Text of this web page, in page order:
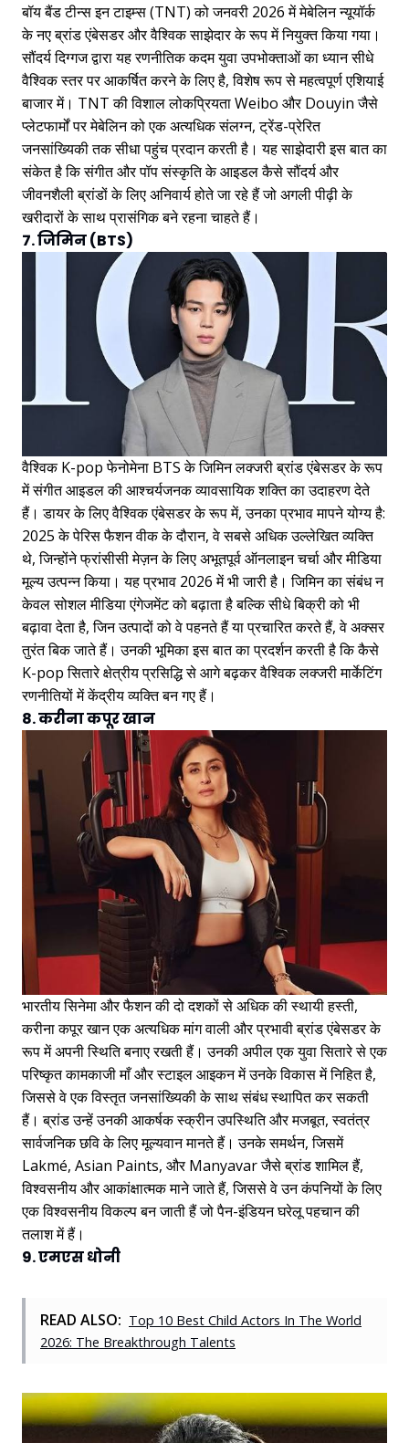
बॉय बैंड टीन्स इन टाइम्स (TNT) को जनवरी 2026 में मेबेलिन न्यूयॉर्क
के नए ब्रांड एंबेसडर और वैश्विक साझेदार के रूप में नियुक्त किया गया।
सौंदर्य दिग्गज द्वारा यह रणनीतिक कदम युवा उपभोक्ताओं का ध्यान सीधे
वैश्विक स्तर पर आकर्षित करने के लिए है, विशेष रूप से महत्वपूर्ण एशियाई
बाजार में। TNT की विशाल लोकप्रियता Weibo और Douyin जैसे
प्लेटफार्मों पर मेबेलिन को एक अत्यधिक संलग्न, ट्रेंड-प्रेरित
जनसांख्यिकी तक सीधा पहुंच प्रदान करती है। यह साझेदारी इस बात का
संकेत है कि संगीत और पॉप संस्कृति के आइडल कैसे सौंदर्य और
जीवनशैली ब्रांडों के लिए अनिवार्य होते जा रहे हैं जो अगली पीढ़ी के
खरीदारों के साथ प्रासंगिक बने रहना चाहते हैं।
7. जिमिन (BTS)
वैश्विक K-pop फेनोमेना BTS के जिमिन लक्जरी ब्रांड एंबेसडर के रूप
में संगीत आइडल की आश्चर्यजनक व्यावसायिक शक्ति का उदाहरण देते
हैं। डायर के लिए वैश्विक एंबेसडर के रूप में, उनका प्रभाव मापने योग्य है:
2025 के पेरिस फैशन वीक के दौरान, वे सबसे अधिक उल्लेखित व्यक्ति
थे, जिन्होंने फ्रांसीसी मेज़न के लिए अभूतपूर्व ऑनलाइन चर्चा और मीडिया
मूल्य उत्पन्न किया। यह प्रभाव 2026 में भी जारी है। जिमिन का संबंध न
केवल सोशल मीडिया एंगेजमेंट को बढ़ाता है बल्कि सीधे बिक्री को भी
बढ़ावा देता है, जिन उत्पादों को वे पहनते हैं या प्रचारित करते हैं, वे अक्सर
तुरंत बिक जाते हैं। उनकी भूमिका इस बात का प्रदर्शन करती है कि कैसे
K-pop सितारे क्षेत्रीय प्रसिद्धि से आगे बढ़कर वैश्विक लक्जरी मार्केटिंग
रणनीतियों में केंद्रीय व्यक्ति बन गए हैं।
8. करीना कपूर खान
भारतीय सिनेमा और फैशन की दो दशकों से अधिक की स्थायी हस्ती,
करीना कपूर खान एक अत्यधिक मांग वाली और प्रभावी ब्रांड एंबेसडर के
रूप में अपनी स्थिति बनाए रखती हैं। उनकी अपील एक युवा सितारे से एक
परिष्कृत कामकाजी माँ और स्टाइल आइकन में उनके विकास में निहित है,
जिससे वे एक विस्तृत जनसांख्यिकी के साथ संबंध स्थापित कर सकती
हैं। ब्रांड उन्हें उनकी आकर्षक स्क्रीन उपस्थिति और मजबूत, स्वतंत्र
सार्वजनिक छवि के लिए मूल्यवान मानते हैं। उनके समर्थन, जिसमें
Lakmé, Asian Paints, और Manyavar जैसे ब्रांड शामिल हैं,
विश्वसनीय और आकांक्षात्मक माने जाते हैं, जिससे वे उन कंपनियों के लिए
एक विश्वसनीय विकल्प बन जाती हैं जो पैन-इंडियन घरेलू पहचान की
तलाश में हैं।
9. एमएस धोनी
READ ALSO: Top 10 Best Child Actors In The World
2026: The Breakthrough Talents